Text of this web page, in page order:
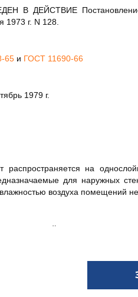
В ДЕЙСТВИЕ
1973 г. N 128.
65 и ГОСТ 11690-66
1979 г.
распространяется на
для наружных
воздуха помещений
панелей в зданиях с
из автоклавного ячеистого